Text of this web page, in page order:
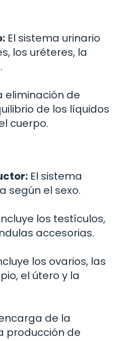
El sistema urinario
los uréteres, la
eliminación de
de los líquidos
cuerpo.
El sistema
según el sexo.
los testículos,
accesorias.
los ovarios, las
el útero y la
de la
producción de